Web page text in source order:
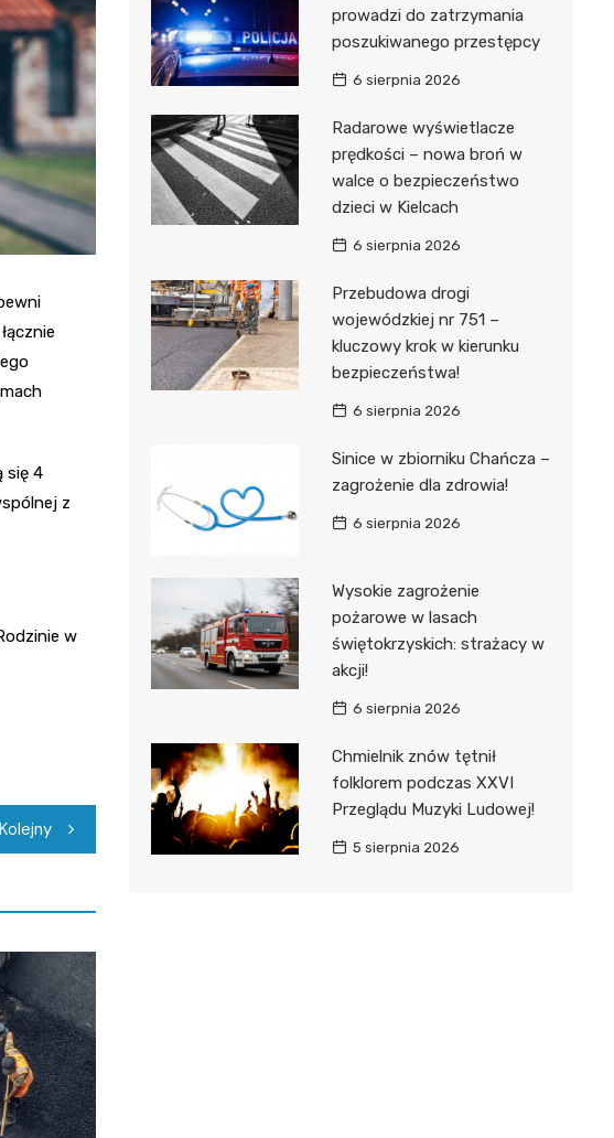
się 4
z
w
Kolejny
prowadzi do zatrzymania
poszukiwanego przestępcy
6 sierpnia 2026
Radarowe wyświetlacze
prędkości – nowa broń w
walce o bezpieczeństwo
dzieci w Kielcach
6 sierpnia 2026
Przebudowa drogi
wojewódzkiej nr 751 –
kluczowy krok w kierunku
bezpieczeństwa!
6 sierpnia 2026
Sinice w zbiorniku Chańcza –
zagrożenie dla zdrowia!
6 sierpnia 2026
Wysokie zagrożenie
pożarowe w lasach
świętokrzyskich: strażacy w
akcji!
6 sierpnia 2026
Chmielnik znów tętnił
folklorem podczas XXVI
Przeglądu Muzyki Ludowej!
5 sierpnia 2026